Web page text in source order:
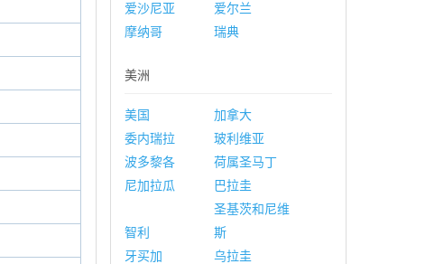
爱沙尼亚
爱尔兰
摩纳哥
瑞典
美洲
美国
加拿大
委内瑞拉
玻利维亚
波多黎各
荷属圣马丁
尼加拉瓜
巴拉圭
智利
圣基茨和尼维
斯
牙买加
乌拉圭